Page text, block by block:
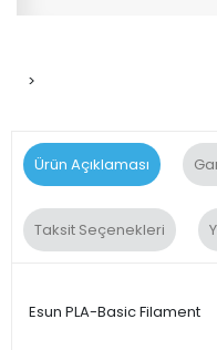
>
Ürün Açıklaması
Taksit Seçenekleri
Esun PLA-Basic Filament